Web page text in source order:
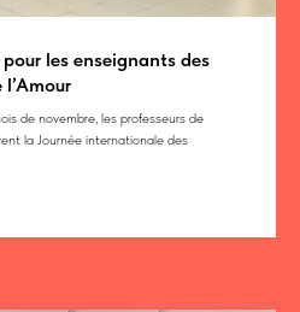
les enseignants des
de novembre, les professeurs de
la Journée internationale des